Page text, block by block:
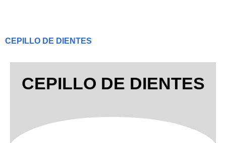
CEPILLO DE DIENTES
CEPILLO DE DIENTES